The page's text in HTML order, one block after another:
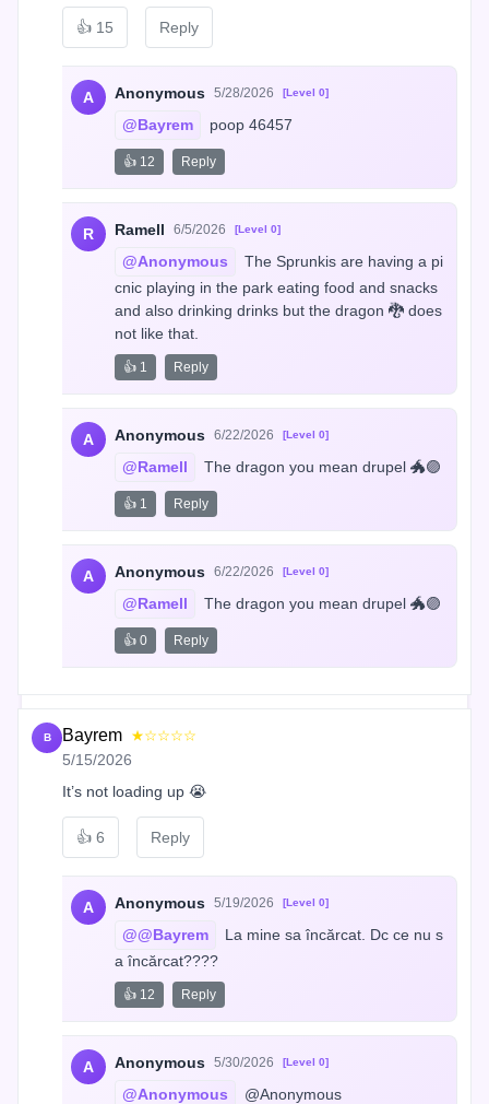
👍 15 Reply
A Anonymous 5/28/2026 [Level 0]
@Bayrem poop 46457
👍 12 Reply
R Ramell 6/5/2026 [Level 0]
@Anonymous
The Sprunkis are having a pi
cnic playing in the park eating food and snacks
and also drinking drinks but the dragon 🐉 does
not like that.
👍 1 Reply
A Anonymous 6/22/2026 [Level 0]
@Ramell The dragon you mean drupel 🐲🟣
👍 1 Reply
A Anonymous 6/22/2026 [Level 0]
@Ramell The dragon you mean drupel 🐲🟣
👍 0 Reply
B Bayrem ★☆☆☆☆
5/15/2026
It’s not loading up 😭
👍 6 Reply
A Anonymous 5/19/2026 [Level 0]
@@Bayrem
La mine sa încărcat. Dc ce nu s
a încărcat????
👍 12 Reply
A Anonymous 5/30/2026 [Level 0]
@Anonymous @Anonymous